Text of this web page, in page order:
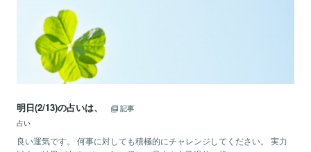
明日(2/13)の占いは、
記事
占い
良い運気です。 何事に対しても積極的にチャレンジしてください。 実力